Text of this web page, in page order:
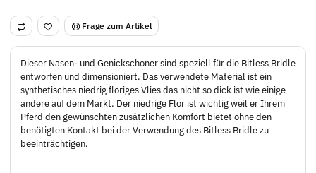
Frage zum Artikel
Dieser Nasen- und Genickschoner sind speziell für die Bitless Bridle
entworfen und dimensioniert. Das verwendete Material ist ein
synthetisches niedrig floriges Vlies das nicht so dick ist wie einige
andere auf dem Markt. Der niedrige Flor ist wichtig weil er Ihrem
Pferd den gewünschten zusätzlichen Komfort bietet ohne den
benötigten Kontakt bei der Verwendung des Bitless Bridle zu
beeinträchtigen.